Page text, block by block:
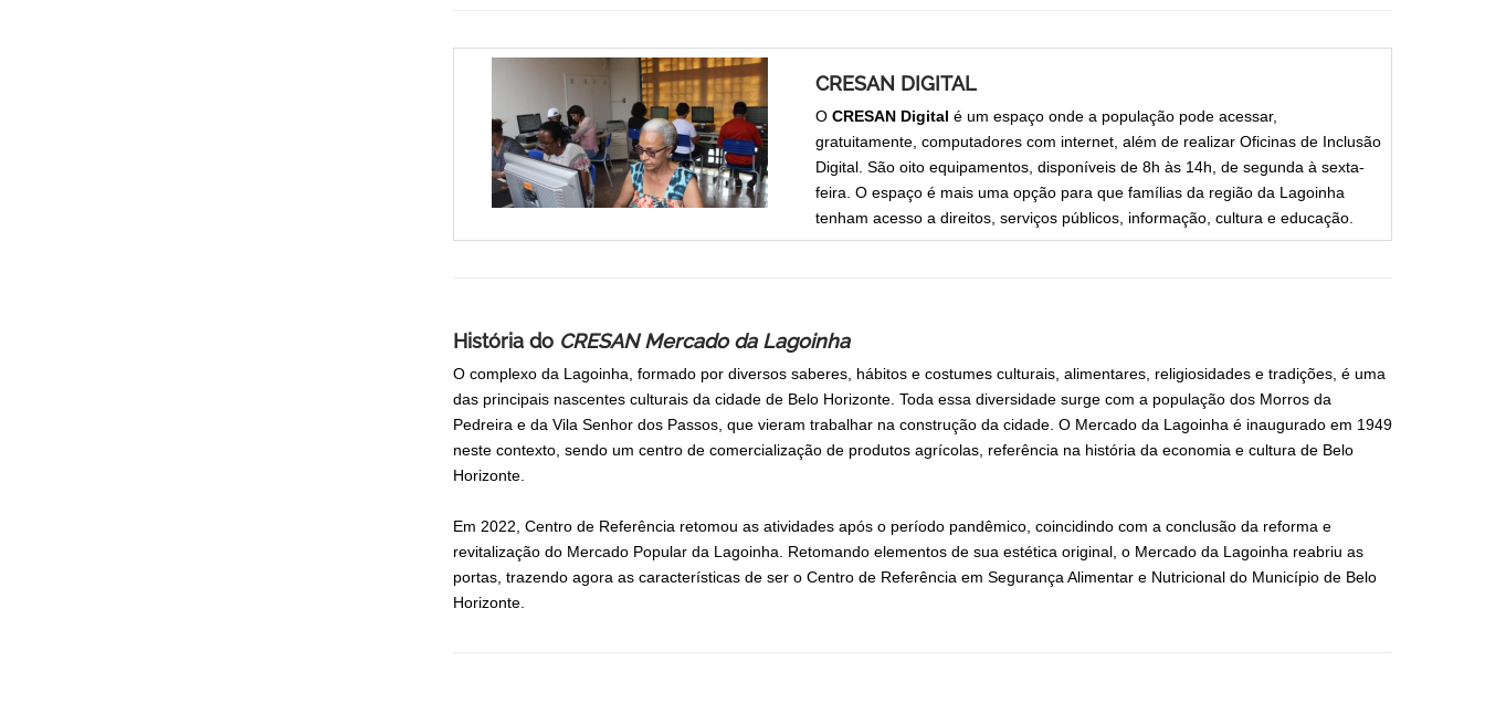
CRESAN DIGITAL
O CRESAN Digital é um espaço onde a população pode acessar,
gratuitamente, computadores com internet, além de realizar Oficinas de Inclusão
Digital. São oito equipamentos, disponíveis de 8h às 14h, de segunda à sexta-
feira. O espaço é mais uma opção para que famílias da região da Lagoinha
tenham acesso a direitos, serviços públicos, informação, cultura e educação.
História do CRESAN Mercado da Lagoinha
O complexo da Lagoinha, formado por diversos saberes, hábitos e costumes culturais, alimentares, religiosidades e tradições, é uma
das principais nascentes culturais da cidade de Belo Horizonte. Toda essa diversidade surge com a população dos Morros da
Pedreira e da Vila Senhor dos Passos, que vieram trabalhar na construção da cidade. O Mercado da Lagoinha é inaugurado em 1949
neste contexto, sendo um centro de comercialização de produtos agrícolas, referência na história da economia e cultura de Belo
Horizonte.
Em 2022, Centro de Referência retomou as atividades após o período pandêmico, coincidindo com a conclusão da reforma e
revitalização do Mercado Popular da Lagoinha. Retomando elementos de sua estética original, o Mercado da Lagoinha reabriu as
portas, trazendo agora as características de ser o Centro de Referência em Segurança Alimentar e Nutricional do Município de Belo
Horizonte.